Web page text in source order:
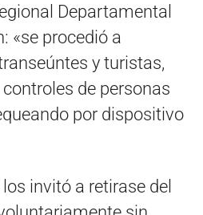
Departamental
«se procedió a
y turistas,
de personas
por dispositivo
invitó a retirase del